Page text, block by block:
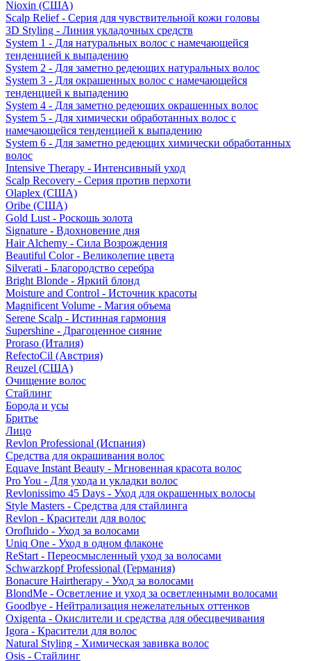
Nioxin (США)
Scalp Relief - Серия для чувствительной кожи головы
3D Styling - Линия укладочных средств
System 1 - Для натуральных волос с намечающейся
тенденцией к выпадению
System 2 - Для заметно редеющих натуральных волос
System 3 - Для окрашенных волос с намечающейся
тенденцией к выпадению
System 4 - Для заметно редеющих окрашенных волос
System 5 - Для химически обработанных волос с
намечающейся тенденцией к выпадению
System 6 - Для заметно редеющих химически обработанных
волос
Intensive Therapy - Интенсивный уход
Scalp Recovery - Серия против перхоти
Olaplex (США)
Oribe (США)
Gold Lust - Роскошь золота
Signature - Вдохновение дня
Hair Alchemy - Сила Возрождения
Beautiful Color - Великолепие цвета
Silverati - Благородство серебра
Bright Blonde - Яркий блонд
Moisture and Control - Источник красоты
Magnificent Volume - Магия объема
Serene Scalp - Истинная гармония
Supershine - Драгоценное сияние
Proraso (Италия)
RefectoCil (Австрия)
Reuzel (США)
Очищение волос
Стайлинг
Борода и усы
Бритье
Лицо
Revlon Professional (Испания)
Средства для окрашивания волос
Equave Instant Beauty - Мгновенная красота волос
Pro You - Для ухода и укладки волос
Revlonissimo 45 Days - Уход для окрашенных волосы
Style Masters - Средства для стайлинга
Revlon - Красители для волос
Orofluido - Уход за волосами
Uniq One - Уход в одном флаконе
ReStart - Переосмысленный уход за волосами
Schwarzkopf Professional (Германия)
Bonacure Hairtherapy - Уход за волосами
BlondMe - Осветление и уход за осветленными волосами
Goodbye - Нейтрализация нежелательных оттенков
Oxigenta - Окислители и средства для обесцвечивания
Igora - Красители для волос
Natural Styling - Химическая завивка волос
Osis - Стайлинг